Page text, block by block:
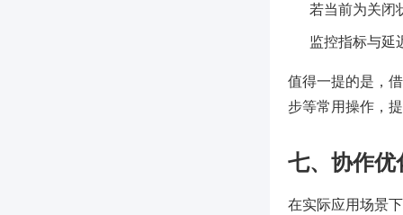
若当前为关闭
监控指标与延
值得一提的是，
步等常用操作，
七、协作优
在实际应用场景